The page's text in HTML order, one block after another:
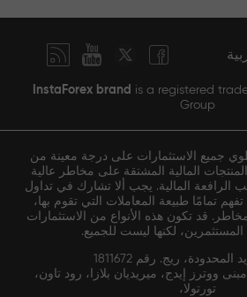
InstaForex brand is a registered
Group
جميع الاستثمارات على درجة معينة من
المالية المشتقة على مخاطر عالية
الرافعة المالية. يجب ألا تشارك في تداول
تمامًا طبيعة المعاملات التي تقوم بها،
قد تكون هذه الأنواع من الاستثمارات
لكنها ليست للجميع.
المحدودة، ريج. رقم 1811672
مبنى ووترز إيدج، ميريديان بلازا، رود تاون،
تورتولا،